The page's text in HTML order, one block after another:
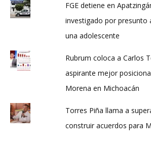
FGE detiene en
investigado por presunto
una adolescente
Rubrum coloca a Carlos
aspirante mejor
Morena en Michoacán
Torres Piña llama a
construir acuerdos para